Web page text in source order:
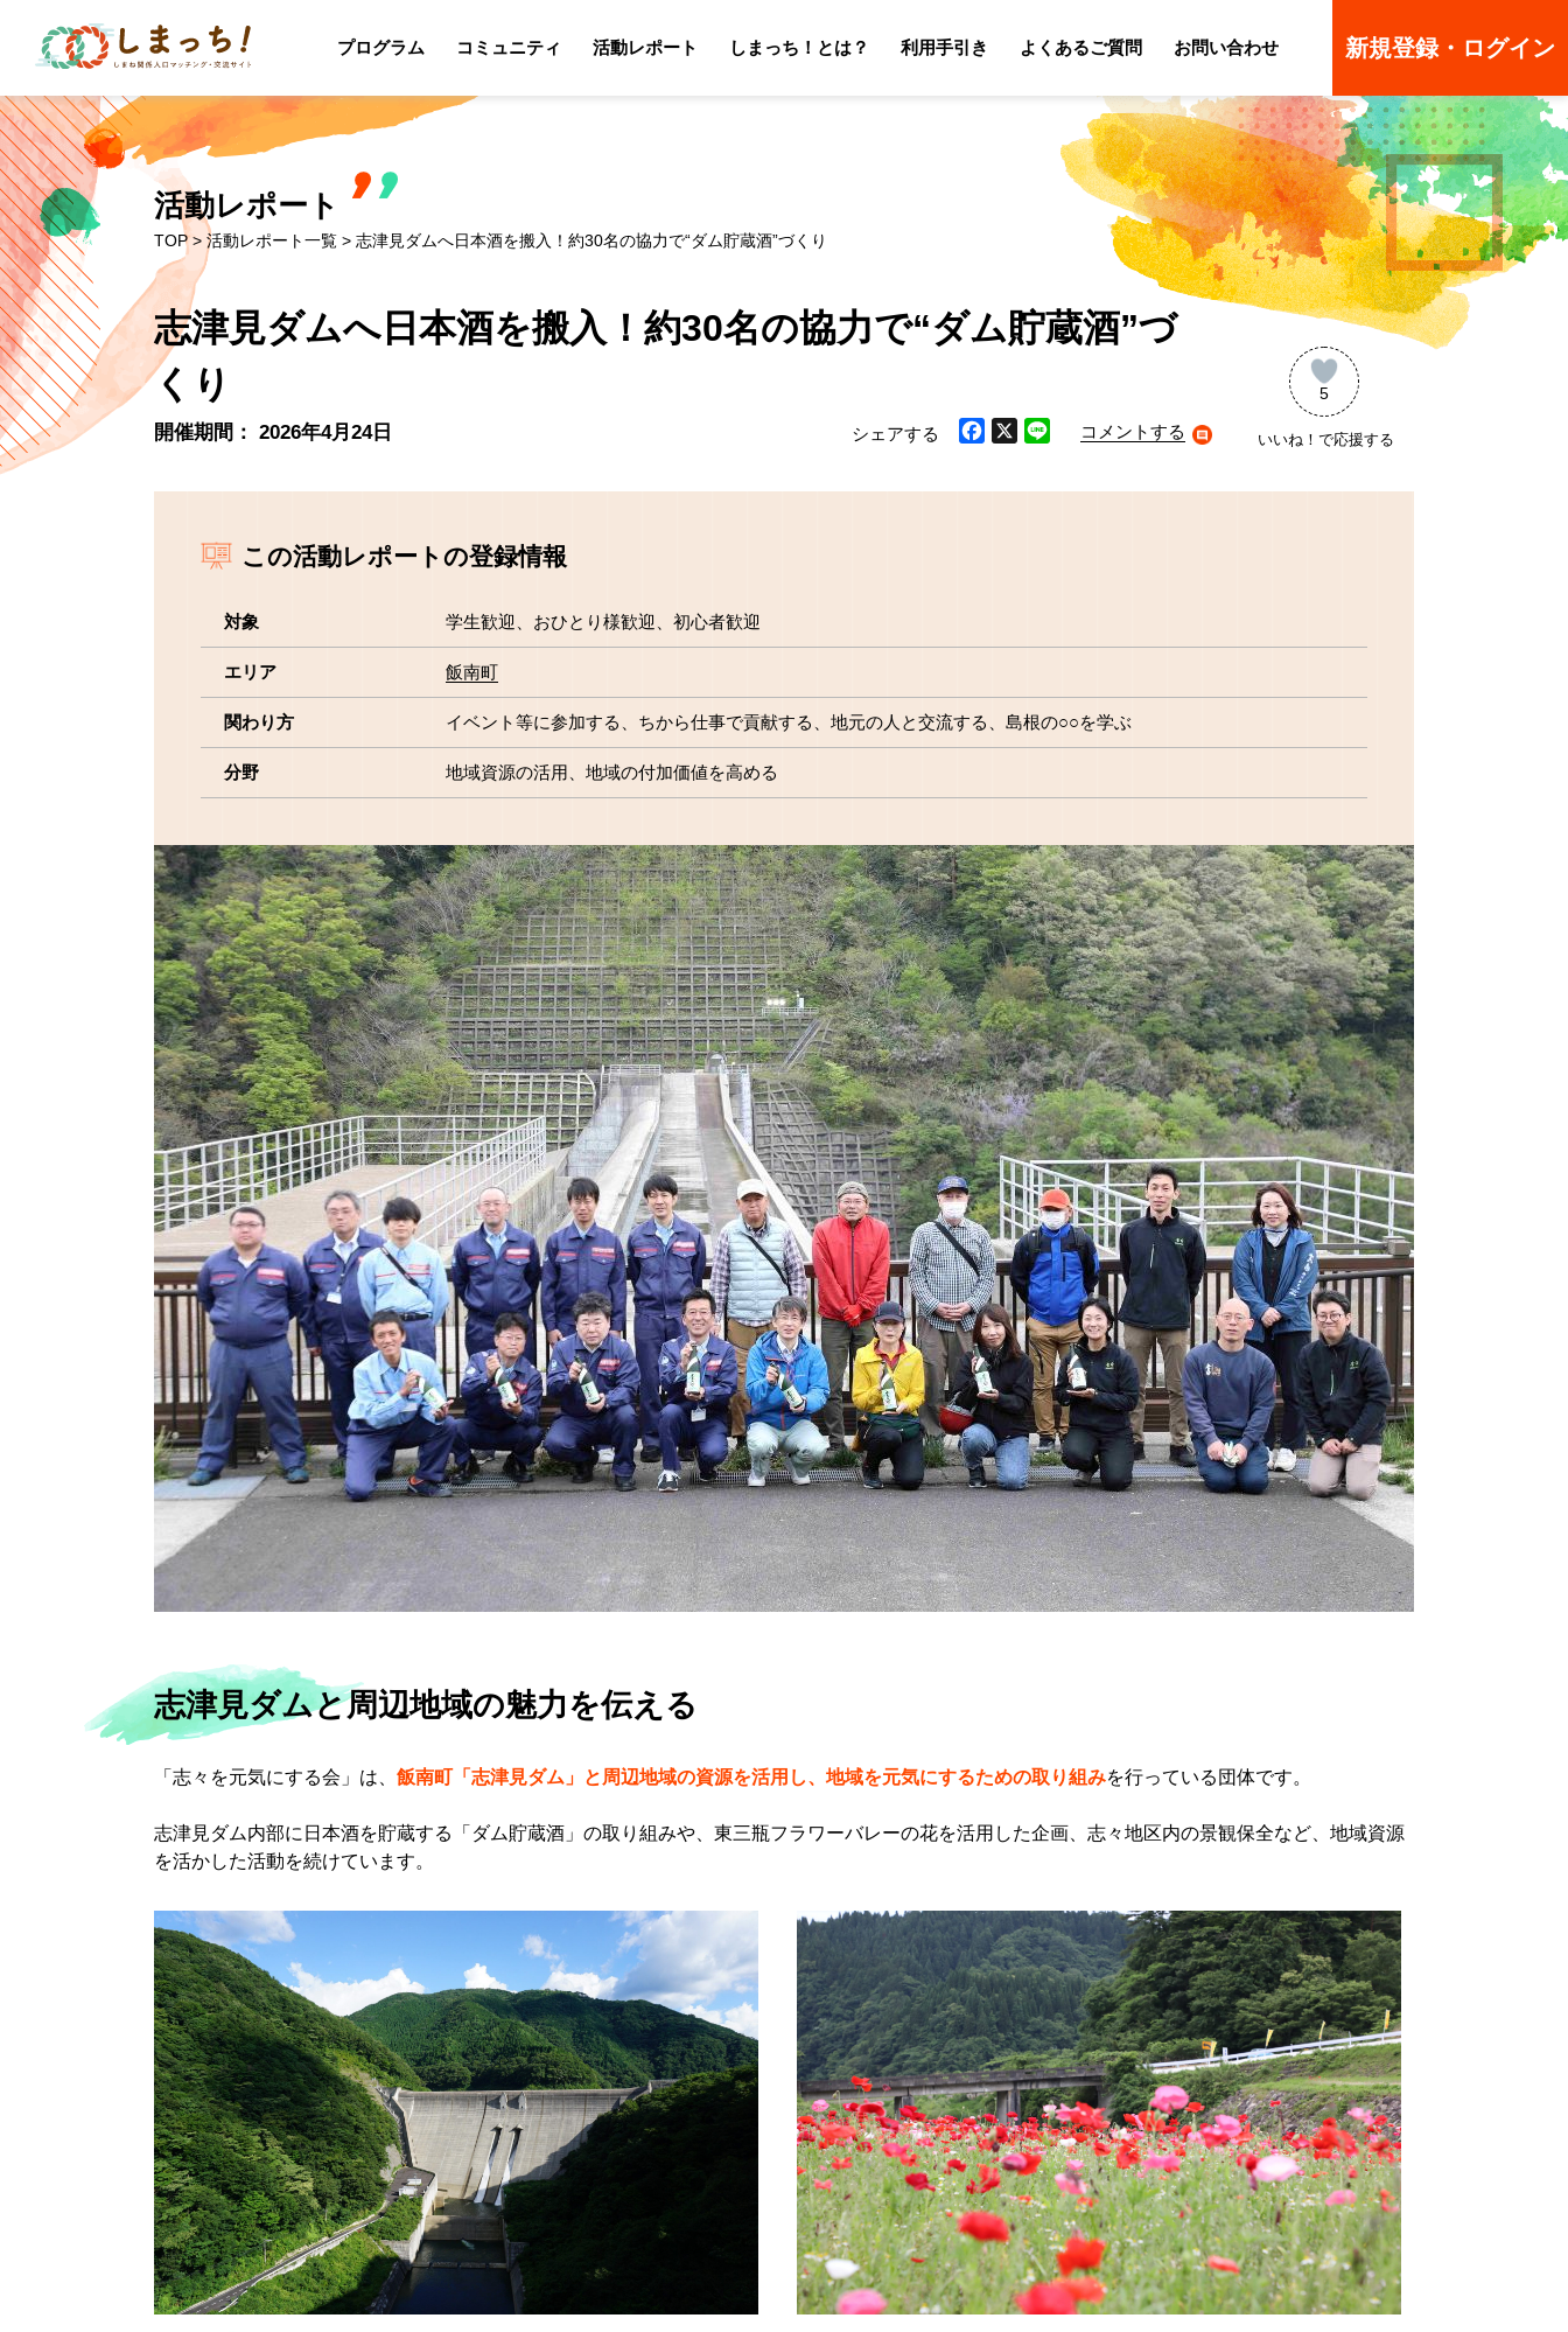
プログラム コミュニティ 活動レポート しまっち！とは？
利用手引き
よくあるご質問
お問い合わせ 新規登録・ログイン
活動レポート
TOP> 活動レポート一覧 > 志津見ダムへ日本酒を搬入！約30名の協力で“ダム貯蔵酒”づくり
志津見ダムへ日本酒を搬入！約30名の協力で“ダム貯蔵酒”づ
くり
開催期間： 2026年4月24日
シェアする
コメントする
5
いいね！で応援する
この活動レポートの登録情報
対象 学生歓迎、おひとり様歓迎、初心者歓迎
エリア 飯南町
関わり方 イベント等に参加する、ちから仕事で貢献する、地元の人と交流する、島根の○○を学ぶ
分野 地域資源の活用、地域の付加価値を高める
志津見ダムと周辺地域の魅力を伝える
「志々を元気にする会」は、 飯南町「志津見ダム」と周辺地域の資源を活用し、地域を元気にするための取り組みを行っている団体です。
志津見ダム内部に日本酒を貯蔵する「ダム貯蔵酒」の取り組みや、東三瓶フラワーバレーの花を活用した企画、志々地区内の景観保全など、地域資源
を活かした活動を続けています。